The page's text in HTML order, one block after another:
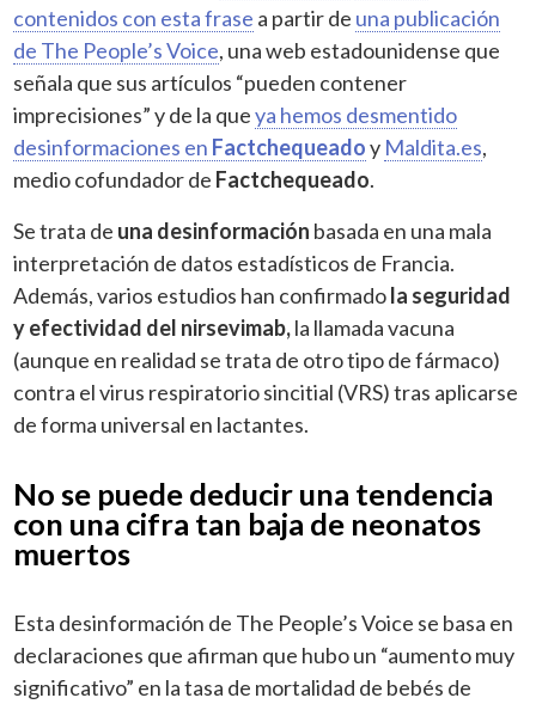
contenidos con esta frase a partir de una publicación
de The People’s Voice, una web estadounidense que
señala que sus artículos “pueden contener
imprecisiones” y de la queya hemos desmentido
desinformaciones en Factchequeadoy Maldita.es,
medio cofundador de Factchequeado.
Se trata de una desinformación basada en una mala
interpretación de datos estadísticos de Francia.
Además, varios estudios han confirmadola seguridad
y efectividad del nirsevimab,la llamada vacuna
(aunque en realidad se trata de otro tipo de fármaco)
contra el virus respiratorio sincitial (VRS) tras aplicarse
de forma universal en lactantes.
No se puede deducir una tendencia
con una cifra tan baja de neonatos
muertos
Esta desinformación de The People’s Voice se basa en
declaraciones que afirman que hubo un “aumento muy
significativo” en la tasa de mortalidad de bebés de